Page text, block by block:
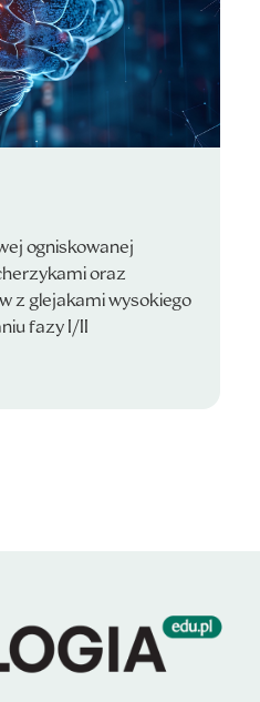
ogniskowanej
oraz
z glejakami wysokiego
fazy I/II